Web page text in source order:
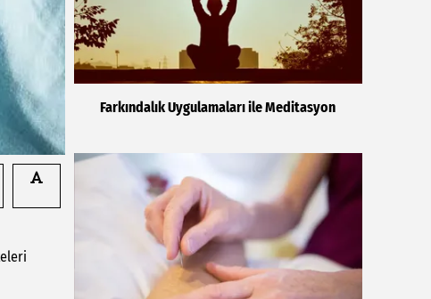
Farkındalık Uygulamaları ile Meditasyon